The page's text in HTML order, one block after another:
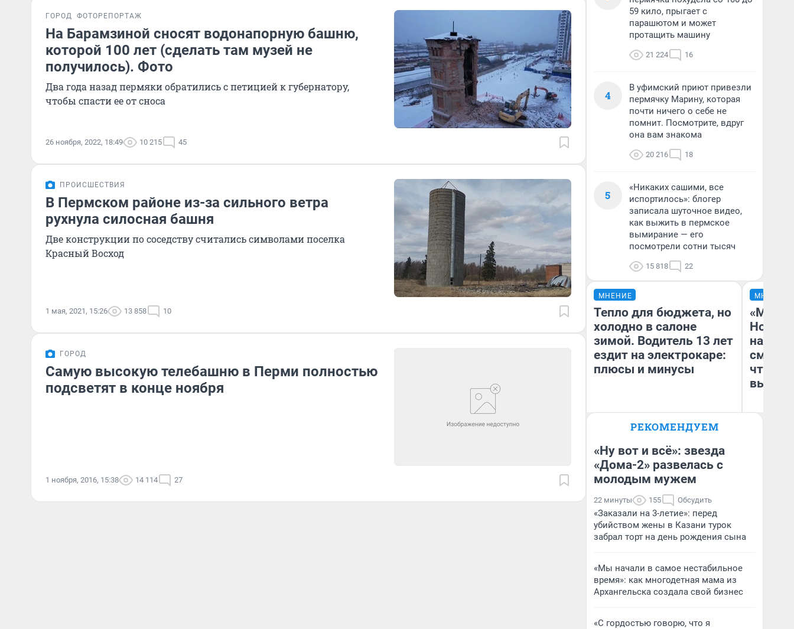
ГОРОД ФОТОРЕПОРТАЖ
На Барамзиной сносят водонапорную башню,
которой 100 лет (сделать там музей не
получилось). Фото
Два года назад пермяки обратились с петицией к губернатору,
чтобы спасти ее от сноса
26 ноября, 2022, 18:49 10 215 45
ПРОИСШЕСТВИЯ
В Пермском районе из-за сильного ветра
рухнула силосная башня
Две конструкции по соседству считались символами поселка
Красный Восход
1 мая, 2021, 15:26 13 858 10
ГОРОД
Самую высокую телебашню в Перми полностью
подсветят в конце ноября
1 ноября, 2016, 15:38 14 114 27
59 кило, прыгает с
парашютом и может
протащить машину
21 224 16
4
В уфимский приют привезли
пермячку Марину, которая
почти ничего о себе не
помнит. Посмотрите, вдруг
она вам знакома
20 216 18
5
«Никаких сашими, все
испортилось»: блогер
записала шуточное видео,
как выжить в пермское
вымирание — его
посмотрели сотни тысяч
15 818 22
МНЕНИЕ
Тепло для бюджета, но
холодно в салоне
зимой. Водитель 13 лет
ездит на электрокаре:
плюсы и минусы
Денис Дедюхин
МНЕНИЕ
«Мы
чтобы
РЕКОМЕНДУЕМ
«Ну вот и всё»: звезда
«Дома-2» развелась с
молодым мужем
22 минуты 155 Обсудить
«Заказали на 3-летие»: перед
убийством жены в Казани турок
забрал торт на день рождения сына
«Мы начали в самое нестабильное
время»: как многодетная мама из
Архангельска создала свой бизнес
«С гордостью говорю, что я